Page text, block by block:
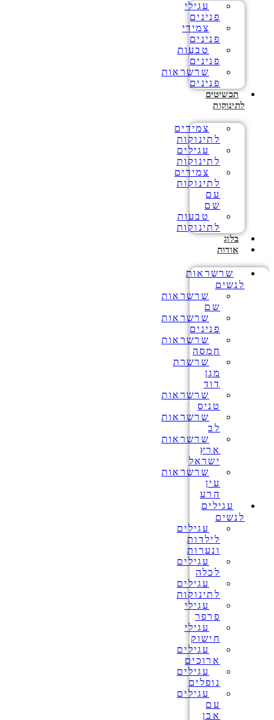
עגילי
פנינים
צמידי
פנינים
טבעות
פנינים
שרשראות
פנינים
תכשיטים
לתינוקות
צמידים
לתינוקות
עגילים
לתינוקות
צמידים
לתינוקות
עם
שם
טבעות
לתינוקות
בלוג
אודות
שרשראות
לנשים
שרשראות
שם
שרשראות
פנינים
שרשראות
חמסה
שרשרת
מגן
דוד
שרשראות
טניס
שרשראות
לב
שרשראות
ארץ
ישראל
שרשראות
עין
הרע
עגילים
לנשים
עגילים
לילדות
ונערות
עגילים
לכלה
עגילים
לתינוקות
עגילי
פרפר
עגילי
חישוק
עגילים
ארוכים
עגילים
נופלים
עגילים
עם
אבן